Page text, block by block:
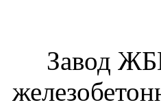
Завод ЖБИ